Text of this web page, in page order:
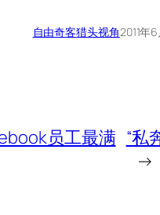
自由奇客猎头视角2011年6
员工最满 “私
→